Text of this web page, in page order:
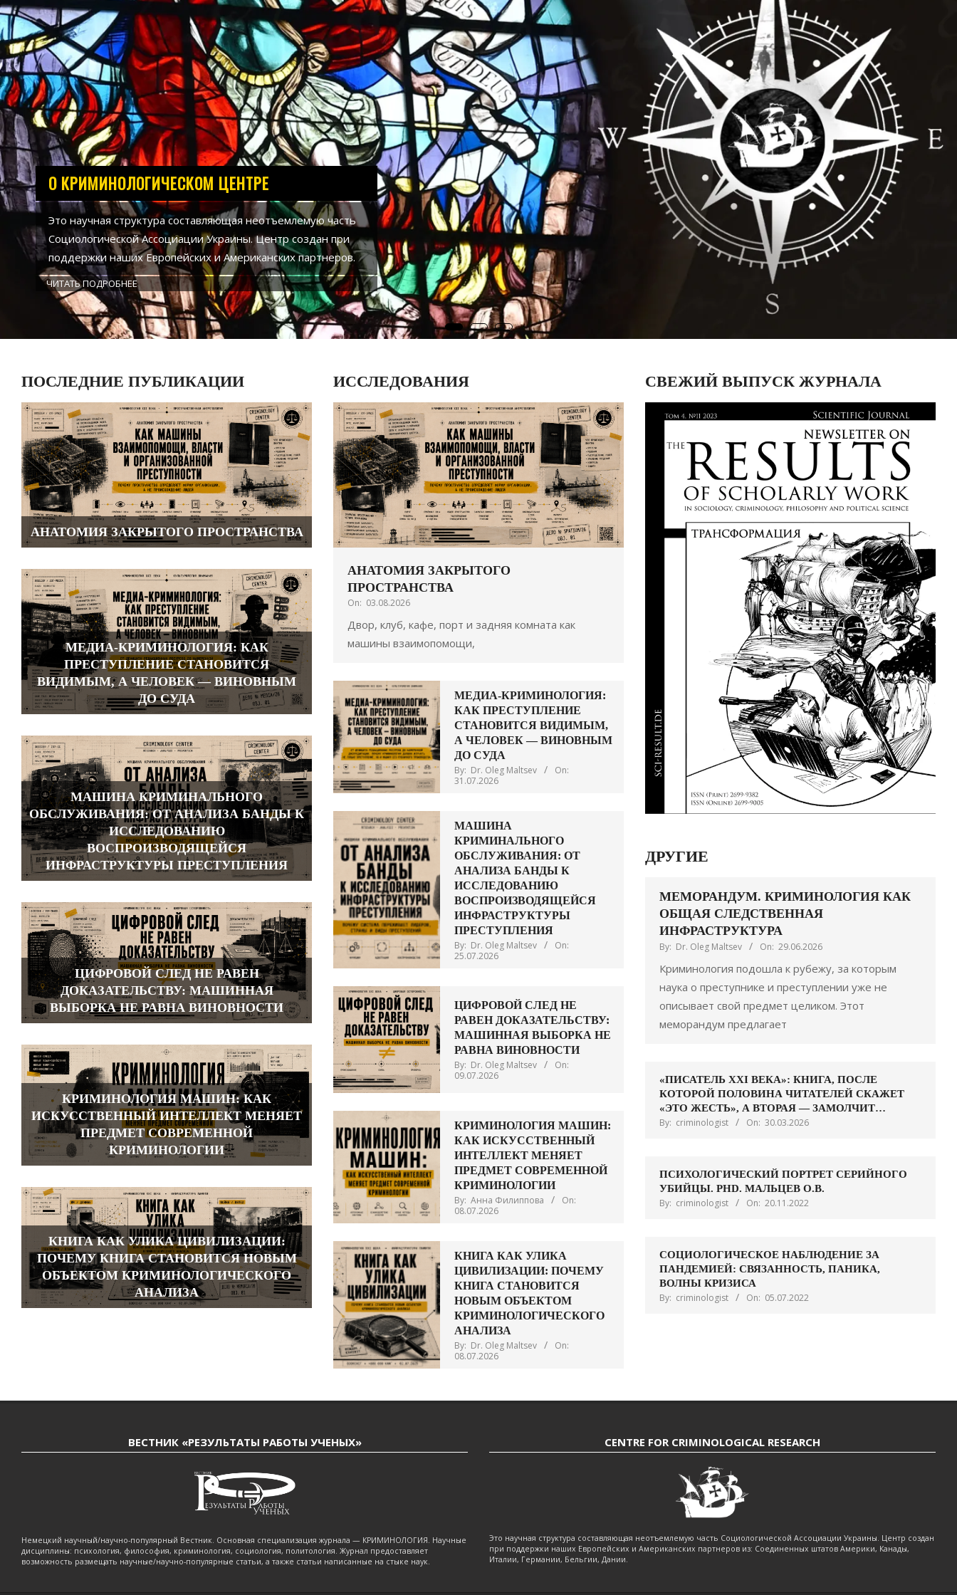
PHD. ОЛЕГ МАЛЬЦЕВ
ОСНОВАТЕЛЬ КРИМИНОЛОГИЧЕСКОГО ЦЕНТРА. Академик
УАН, кандидат психологических наук, кандидат философских
наук, основатель и руководитель, научно-
исследовательского Института "Памяти".
PROF. МАКСИМ ЛЕПСКИЙ
НАУЧНЫЙ РУКОВОДИТЕЛЬ КРИМИНОЛОГИЧЕСКОГО
ЦЕНТРА. Академик УАН. Доктор философских наук,
профессор кафедры социологии факультета социологии и
управления Запорожского национального университета.
ПОСЛЕДНИЕ ПУБЛИКАЦИИ
АНАТОМИЯ ЗАКРЫТОГО ПРОСТРАНСТВА
МЕДИА-КРИМИНОЛОГИЯ: КАК
ПРЕСТУПЛЕНИЕ СТАНОВИТСЯ
ВИДИМЫМ, А ЧЕЛОВЕК — ВИНОВНЫМ
ДО СУДА
МАШИНА КРИМИНАЛЬНОГО
ОБСЛУЖИВАНИЯ: ОТ АНАЛИЗА БАНДЫ К
ИССЛЕДОВАНИЮ
ВОСПРОИЗВОДЯЩЕЙСЯ
ИНФРАСТРУКТУРЫ ПРЕСТУПЛЕНИЯ
ЦИФРОВОЙ СЛЕД НЕ РАВЕН
ДОКАЗАТЕЛЬСТВУ: МАШИННАЯ
ВЫБОРКА НЕ РАВНА ВИНОВНОСТИ
КРИМИНОЛОГИЯ МАШИН: КАК
ИСКУССТВЕННЫЙ ИНТЕЛЛЕКТ МЕНЯЕТ
ПРЕДМЕТ СОВРЕМЕННОЙ
КРИМИНОЛОГИИ
КНИГА КАК УЛИКА ЦИВИЛИЗАЦИИ:
ПОЧЕМУ КНИГА СТАНОВИТСЯ НОВЫМ
ОБЪЕКТОМ КРИМИНОЛОГИЧЕСКОГО
АНАЛИЗА
ИССЛЕДОВАНИЯ
АНАТОМИЯ ЗАКРЫТОГО
ПРОСТРАНСТВА
On: 03.08.2026
Двор, клуб, кафе, порт и задняя комната как
машины взаимопомощи,
МЕДИА-КРИМИНОЛОГИЯ:
КАК ПРЕСТУПЛЕНИЕ
СТАНОВИТСЯ ВИДИМЫМ,
А ЧЕЛОВЕК — ВИНОВНЫМ
ДО СУДА
By: Dr. Oleg Maltsev
On:
31.07.2026
МАШИНА
КРИМИНАЛЬНОГО
ОБСЛУЖИВАНИЯ: ОТ
АНАЛИЗА БАНДЫ К
ИССЛЕДОВАНИЮ
ВОСПРОИЗВОДЯЩЕЙСЯ
ИНФРАСТРУКТУРЫ
ПРЕСТУПЛЕНИЯ
By: Dr. Oleg Maltsev
On:
25.07.2026
ЦИФРОВОЙ СЛЕД НЕ
РАВЕН ДОКАЗАТЕЛЬСТВУ:
МАШИННАЯ ВЫБОРКА НЕ
РАВНА ВИНОВНОСТИ
By: Dr. Oleg Maltsev
On:
09.07.2026
КРИМИНОЛОГИЯ МАШИН:
КАК ИСКУССТВЕННЫЙ
ИНТЕЛЛЕКТ МЕНЯЕТ
ПРЕДМЕТ СОВРЕМЕННОЙ
КРИМИНОЛОГИИ
By: Анна Филиппова
On:
08.07.2026
КНИГА КАК УЛИКА
ЦИВИЛИЗАЦИИ: ПОЧЕМУ
КНИГА СТАНОВИТСЯ
НОВЫМ ОБЪЕКТОМ
КРИМИНОЛОГИЧЕСКОГО
АНАЛИЗА
By: Dr. Oleg Maltsev
On:
08.07.2026
СВЕЖИЙ ВЫПУСК ЖУРНАЛА
ДРУГИЕ
МЕМОРАНДУМ. КРИМИНОЛОГИЯ КАК
ОБЩАЯ СЛЕДСТВЕННАЯ
ИНФРАСТРУКТУРА
By: Dr. Oleg Maltsev On: 29.06.2026
Криминология подошла к рубежу, за которым
наука о преступнике и преступлении уже не
описывает свой предмет целиком. Этот
меморандум предлагает
«ПИСАТЕЛЬ XXI ВЕКА»: КНИГА, ПОСЛЕ
КОТОРОЙ ПОЛОВИНА ЧИТАТЕЛЕЙ СКАЖЕТ
«ЭТО ЖЕСТЬ», А ВТОРАЯ — ЗАМОЛЧИТ…
By: criminologist On: 30.03.2026
ПСИХОЛОГИЧЕСКИЙ ПОРТРЕТ СЕРИЙНОГО
УБИЙЦЫ. PHD. МАЛЬЦЕВ О.В.
By: criminologist On: 20.11.2022
СОЦИОЛОГИЧЕСКОЕ НАБЛЮДЕНИЕ ЗА
ПАНДЕМИЕЙ: СВЯЗАННОСТЬ, ПАНИКА,
ВОЛНЫ КРИЗИСА
By: criminologist On: 05.07.2022
ВЕСТНИК «РЕЗУЛЬТАТЫ РАБОТЫ УЧЕНЫХ»
Немецкий научный/научно-популярный Вестник. Основная специализация журнала — КРИМИНОЛОГИЯ. Научные
дисциплины: психология, философия, криминология, социология, политология. Журнал предоставляет
возможность размещать научные/научно-популярные статьи, а также статьи написанные на стыке наук.
CENTRE FOR CRIMINOLOGICAL RESEARCH
Это научная структура составляющая неотъемлемую часть Социологической Ассоциации Украины. Центр создан
при поддержки наших Европейских и Американских партнеров из: Соединенных штатов Америки, Канады,
Италии, Германии, Бельгии, Дании.